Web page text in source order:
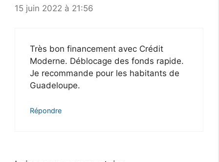
15 juin 2022 à 21:56
Très bon financement avec Crédit
Moderne. Déblocage des fonds rapide.
Je recommande pour les habitants de
Guadeloupe.
Répondre